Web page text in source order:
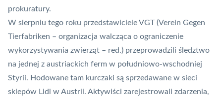
prokuratury.
W sierpniu tego roku przedstawiciele VGT (Verein Gegen
Tierfabriken – organizacja walcząca o ograniczenie
wykorzystywania zwierząt – red.) przeprowadzili śledztwo
na jednej z austriackich ferm w południowo-wschodniej
Styrii. Hodowane tam kurczaki są sprzedawane w sieci
sklepów Lidl w Austrii. Aktywiści zarejestrowali zdarzenia,